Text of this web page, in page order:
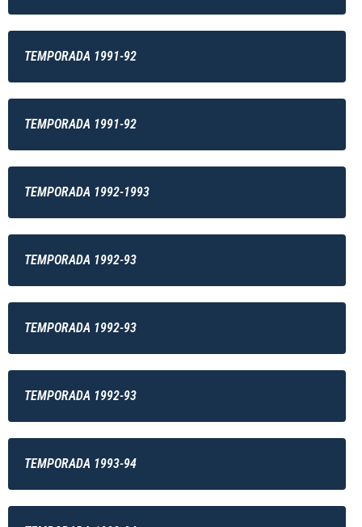
TEMPORADA 1991-92
TEMPORADA 1991-92
TEMPORADA 1992-1993
TEMPORADA 1992-93
TEMPORADA 1992-93
TEMPORADA 1992-93
TEMPORADA 1993-94